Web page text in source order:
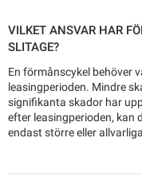
VILKET ANSVAR HAR
SLITAGE?
En förmånscykel behöver
leasingperioden. Mindre
signifikanta skador har
efter leasingperioden, kan
endast större eller